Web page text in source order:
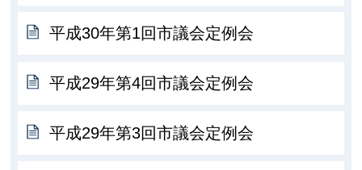
平成30年第1回市議会定例会
平成29年第4回市議会定例会
平成29年第3回市議会定例会